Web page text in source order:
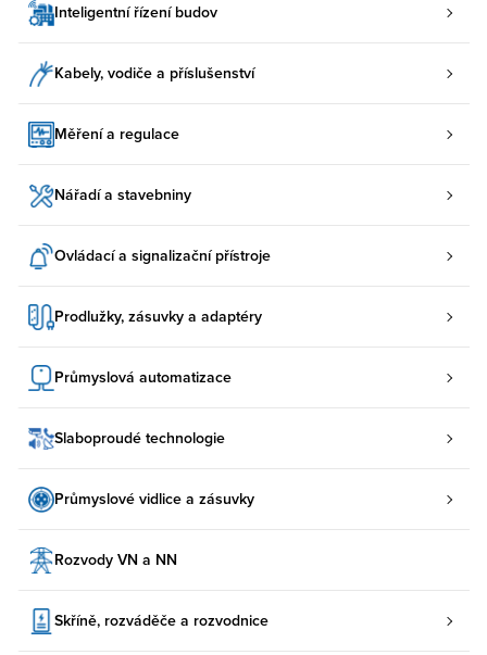
Inteligentní řízení budov
Kabely, vodiče a příslušenství
Měření a regulace
Nářadí a stavebniny
Ovládací a signalizační přístroje
Prodlužky, zásuvky a adaptéry
Průmyslová automatizace
Slaboproudé technologie
Průmyslové vidlice a zásuvky
Rozvody VN a NN
Skříně, rozváděče a rozvodnice